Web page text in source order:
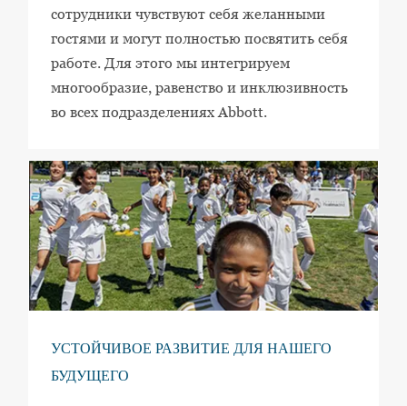
сотрудники чувствуют себя желанными
гостями и могут полностью посвятить себя
работе. Для этого мы интегрируем
многообразие, равенство и инклюзивность
во всех подразделениях Abbott.
УСТОЙЧИВОЕ РАЗВИТИЕ ДЛЯ НАШЕГО
БУДУЩЕГО